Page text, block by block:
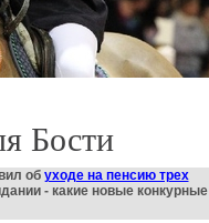
Бости
об уходе на пенсию трех
- какие новые конкурные